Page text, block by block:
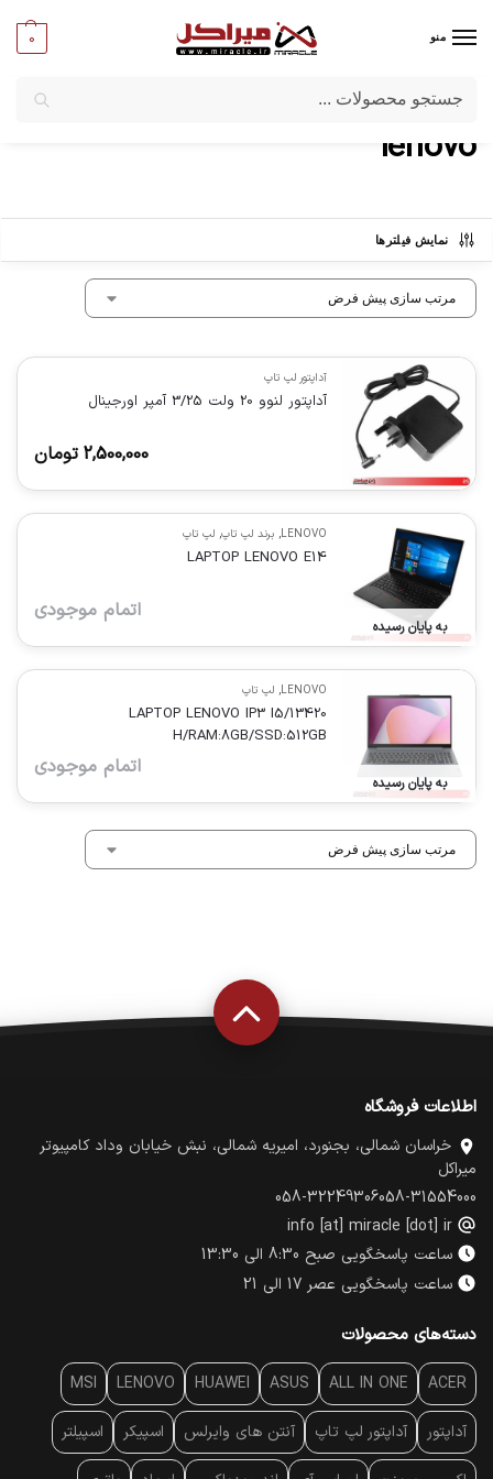
منو 0
میراکل/برندها/
lenovo
lenovo
نمایش فیلترها
آداپتور لپ تاپ
آداپتور لنوو 20 ولت 3/25 آمپر اورجینال
2,500,000 تومان
به پایان رسیده
LENOVO
, برند لپ تاپ, لپ تاپ
LAPTOP LENOVO E14
اتمام موجودی
به پایان رسیده
LENOVO
, لپ تاپ
LAPTOP LENOVO IP3 I5/13420
H/RAM:8GB/SSD:512GB
اتمام موجودی
اطلاعات فروشگاه
خراسان شمالی، بجنورد، امیریه شمالی، نبش خیابان وداد کامپیوتر
میراکل
058-31554000
058-32249306
info [at] miracle [dot] ir
ساعت پاسخگویی صبح 8:30 الی 13:30
ساعت پاسخگویی عصر 17 الی 21
دسته‌های محصولات
ACER
ALL IN ONE
ASUS
HUAWEI
LENOVO
MSI
آداپتور آداپتور لپ تاپ آنتن‌ های وایرلس اسپیکر اسپیلتر